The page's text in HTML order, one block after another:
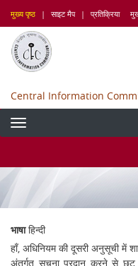
main
content
मुख्य पृष्ठ | साइट मैप | प्रतिक्रिया
Central Information
भाषाहिन्दी
हाँ, अधिनियम की दूसरी अनुसूची में
अंतर्गत सूचना प्रदान करने से छूट